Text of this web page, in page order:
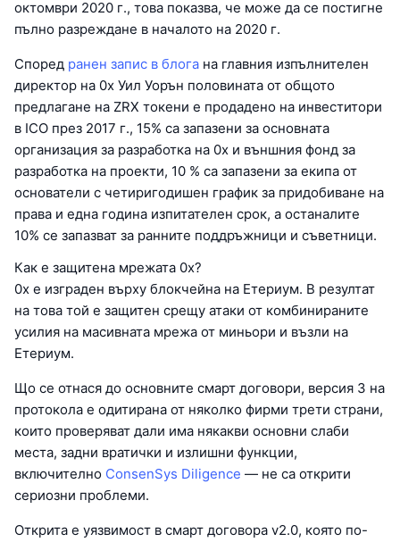
октомври 2020 г., това показва, че може да се постигне
пълно разреждане в началото на 2020 г.
Според ранен запис в блога на главния изпълнителен
директор на 0x Уил Уорън половината от общото
предлагане на ZRX токени е продадено на инвеститори
в ICO през 2017 г., 15% са запазени за основната
организация за разработка на 0x и външния фонд за
разработка на проекти, 10 % са запазени за екипа от
основатели с четиригодишен график за придобиване на
права и една година изпитателен срок, а останалите
10% се запазват за ранните поддръжници и съветници.
Как е защитена мрежата 0x?
0x е изграден върху блокчейна на Етериум. В резултат
на това той е защитен срещу атаки от комбинираните
усилия на масивната мрежа от миньори и възли на
Етериум.
Що се отнася до основните смарт договори, версия 3 на
протокола е одитирана от няколко фирми трети страни,
които проверяват дали има някакви основни слаби
места, задни вратички и излишни функции,
включително ConsenSys Diligence — не са открити
сериозни проблеми.
Открита е уязвимост в смарт договора v2.0, която по-